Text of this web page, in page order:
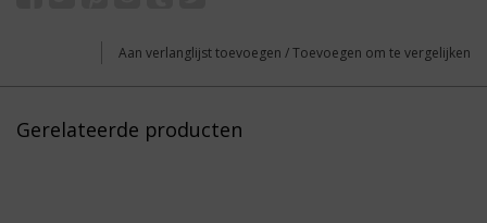
Aan verlanglijst toevoegen /Toevoegen om te vergelijken
Gerelateerde producten